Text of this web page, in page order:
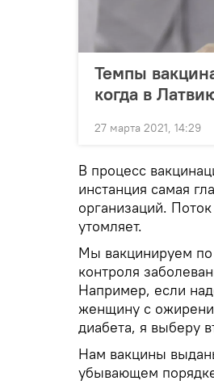
Темпы
когда в
27 марта 2021, 14:29
В процесс
инстанция самая
организаций.
утомляет.
Мы вакцинируем по
контроля
Например, если
женщину с
диабета, я выберу
Нам вакцины
убывающем